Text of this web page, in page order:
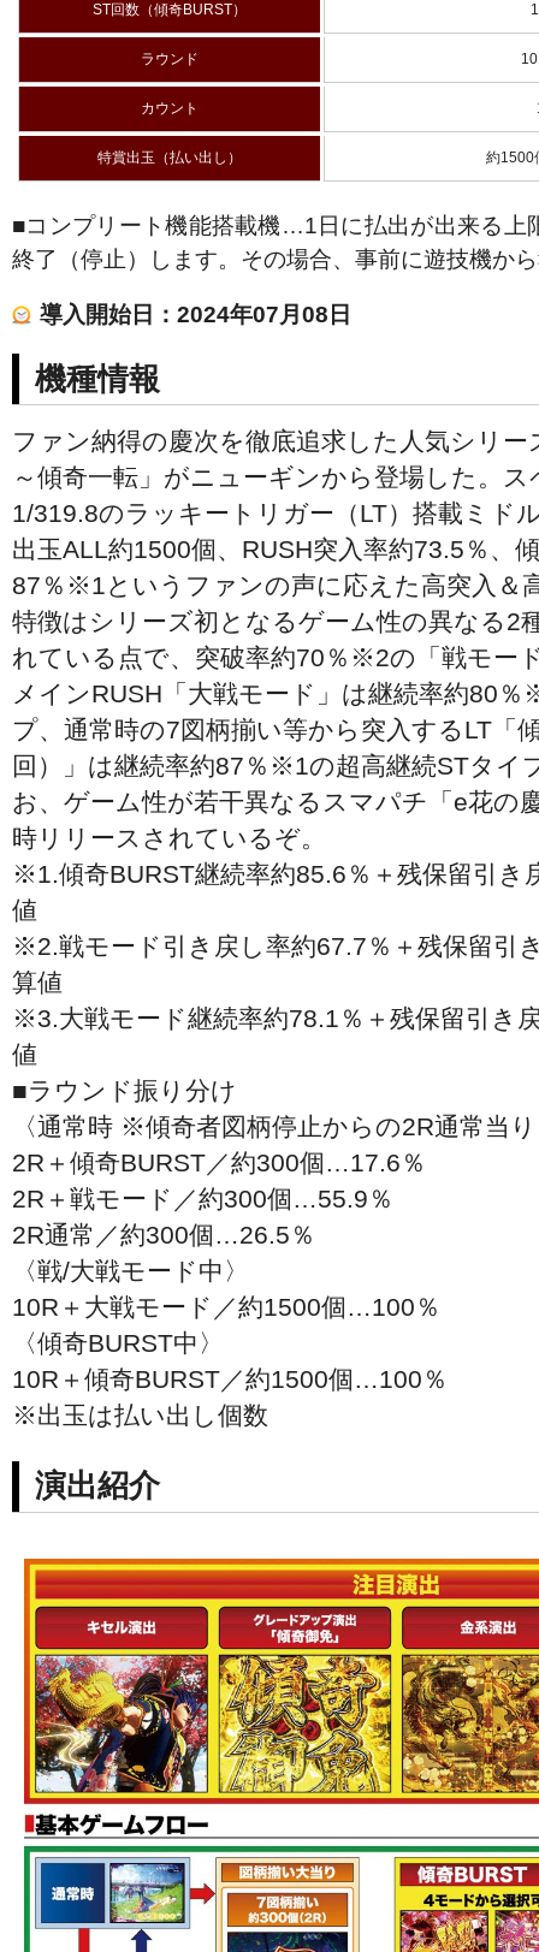
ST回数（傾奇BURST）
ラウンド
カウント
特賞出玉（払い出し） 約1500
■コンプリート機能搭載機…1日に払出が出来る上
終了（停止）します。その場合、事前に遊技機か
導入開始日：2024年07月08日
機種情報
ファン納得の慶次を徹底追求した人気シリー
～傾奇一転」がニューギンから登場した。
1/319.8のラッキートリガー（LT）搭載ミド
出玉ALL約1500個、RUSH突入率約73.5％、
87％※1というファンの声に応えた高突入＆
特徴はシリーズ初となるゲーム性の異なる2
れている点で、突破率約70％※2の「戦モー
メインRUSH「大戦モード」は継続率約80
プ、通常時の7図柄揃い等から突入するLT「
回）」は継続率約87％※1の超高継続STタイ
お、ゲーム性が若干異なるスマパチ「e花の
時リリースされているぞ。
※1.傾奇BURST継続率約85.6％＋残保留引き
値
※2.戦モード引き戻し率約67.7％＋残保留引
算値
※3.大戦モード継続率約78.1％＋残保留引き
値
■ラウンド振り分け
〈通常時 ※傾奇者図柄停止からの2R通常当
2R＋傾奇BURST／約300個…17.6％
2R＋戦モード／約300個…55.9％
2R通常／約300個…26.5％
〈戦/大戦モード中〉
10R＋大戦モード／約1500個…100％
〈傾奇BURST中〉
10R＋傾奇BURST／約1500個…100％
※出玉は払い出し個数
演出紹介